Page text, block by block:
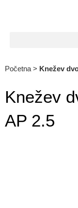
Početna > Knežev
Knežev
AP 2.5